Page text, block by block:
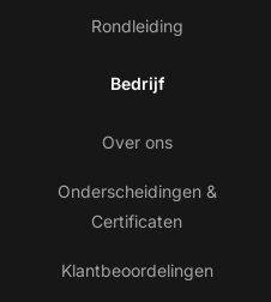
Rondleiding
Bedrijf
Over ons
Onderscheidingen &
Certificaten
Klantbeoordelingen